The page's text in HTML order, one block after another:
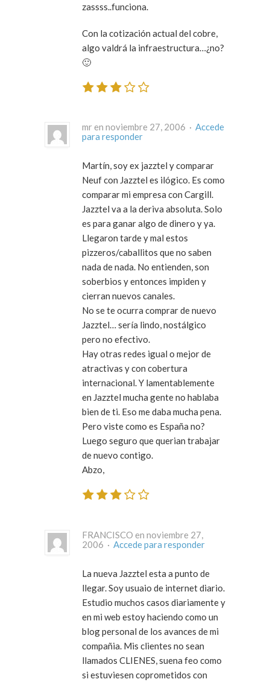
zassss..funciona.
Con la cotización actual del cobre,
algo valdrá la infraestructura…¿no?
🙂
mr en noviembre 27, 2006 · Accede
para responder
Martín, soy ex jazztel y comparar
Neuf con Jazztel es ilógico. Es como
comparar mi empresa con Cargill.
Jazztel va a la deriva absoluta. Solo
es para ganar algo de dinero y ya.
Llegaron tarde y mal estos
pizzeros/caballitos que no saben
nada de nada. No entienden, son
soberbios y entonces impiden y
cierran nuevos canales.
No se te ocurra comprar de nuevo
Jazztel… sería lindo, nostálgico
pero no efectivo.
Hay otras redes igual o mejor de
atractivas y con cobertura
internacional. Y lamentablemente
en Jazztel mucha gente no hablaba
bien de ti. Eso me daba mucha pena.
Pero viste como es España no?
Luego seguro que querian trabajar
de nuevo contigo.
Abzo,
FRANCISCO en noviembre 27,
2006 · Accede para responder
La nueva Jazztel esta a punto de
llegar. Soy usuaio de internet diario.
Estudio muchos casos diariamente y
en mi web estoy haciendo como un
blog personal de los avances de mi
compañia. Mis clientes no sean
llamados CLIENES, suena feo como
si estuviesen coprometidos con